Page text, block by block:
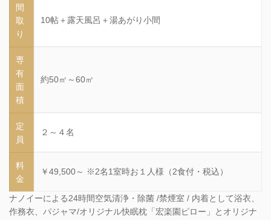
間
取
り
10帖＋露天風呂＋湯あがり小間
専
有
面
積
約50㎡～60㎡
定
員
２～４名
料
金
￥49,500～ ※2名1室時お１人様（2食付・税込）
ナノイーによる24時間空気清浄・除菌 /禁煙室 / 内着として浴衣、
作務衣、パジャマ/オリジナル快眠枕「宏楽園ピロー」とオリジナ